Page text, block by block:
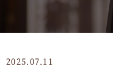
2025.07.11